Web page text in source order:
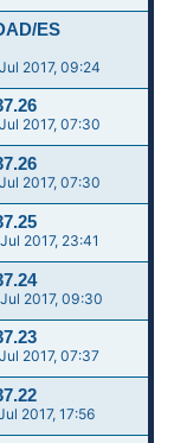
ES
2017, 09:24
2017, 07:30
2017, 07:30
2017, 23:41
2017, 09:30
2017, 07:37
2017, 17:56